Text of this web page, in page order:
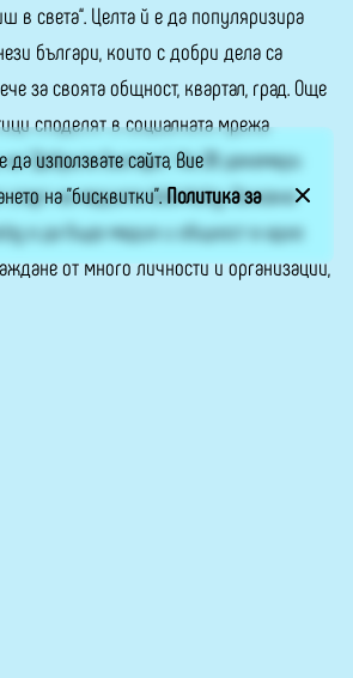
в света“. Целта й е да популяризира
българи, които с добри дела са
за своята общност, квартал, град. Още
споделят в социалната мрежа
“Добрите българи”. На 20 декември
старт на медията dobrite.bg. Основна
е да бъде медия и общност в едно
от много личности и организации,
използвате сайта, Вие
на "бисквитки".Политика за